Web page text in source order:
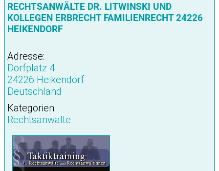
RECHTSANWÄLTE DR. LITWINSKI UND
KOLLEGEN ERBRECHT FAMILIENRECHT 24226
HEIKENDORF
Adresse:
Dorfplatz 4
24226 Heikendorf
Deutschland
Kategorien:
Rechtsanwälte